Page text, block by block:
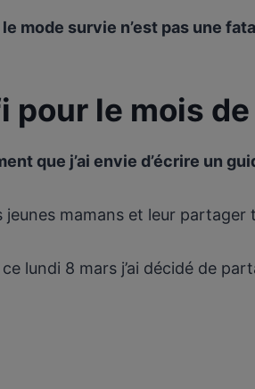
mode survie n’est pas une
pour le mois
que j’ai envie d’écrire un
jeunes mamans et leur
lundi 8 mars j’ai décidé de